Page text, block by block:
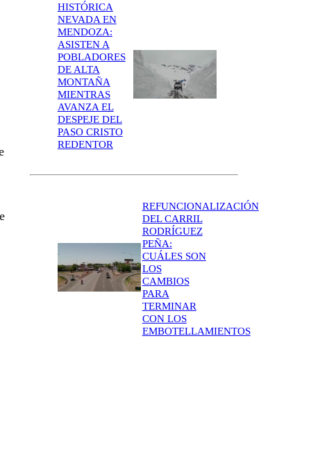
HISTÓRICA
NEVADA EN
MENDOZA:
ASISTEN A
POBLADORES
DE ALTA
MONTAÑA
MIENTRAS
AVANZA EL
DESPEJE DEL
PASO CRISTO
REDENTOR
REFUNCIONALIZACIÓN
DEL CARRIL
RODRÍGUEZ
PEÑA:
CUÁLES SON
LOS
CAMBIOS
PARA
TERMINAR
CON LOS
EMBOTELLAMIENTOS